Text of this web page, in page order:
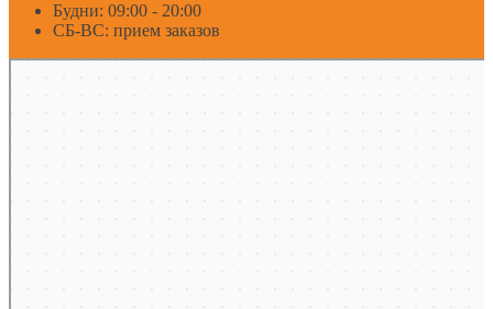
Будни: 09:00 - 20:00
СБ-ВС: прием заказов